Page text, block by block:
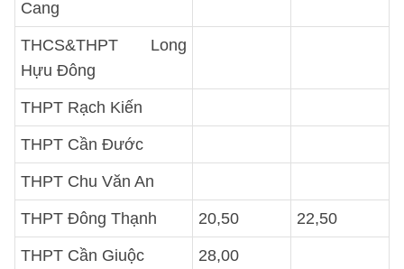
Cang
THCS&THPT Long
Hựu Đông
THPT Rạch Kiến
THPT Cần Đước
THPT Chu Văn An
THPT Đông Thạnh 20,50 22,50
THPT Cần Giuộc 28,00